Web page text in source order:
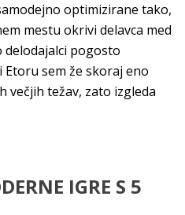
optimizirane tako,
mestu okrivi delavca med
delodajalci pogosto
sem že skoraj eno
večjih težav, zato izgleda
IGRE S 5